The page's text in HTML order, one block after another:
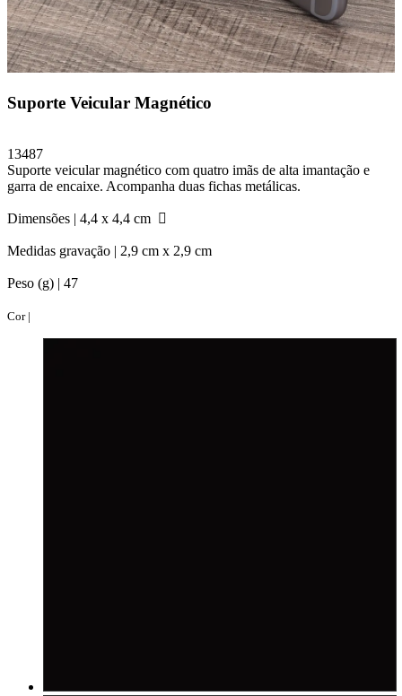
Suporte Veicular Magnético
13487
Suporte veicular magnético com quatro imãs de alta imantação e
garra de encaixe. Acompanha duas fichas metálicas.
Dimensões | 4,4 x 4,4 cm
Medidas gravação | 2,9 cm x 2,9 cm
Peso (g) | 47
Cor |